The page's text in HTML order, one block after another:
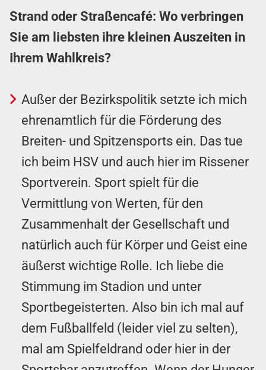
Strand oder Straßencafé: Wo verbringen
Sie am liebsten ihre kleinen Auszeiten in
Ihrem Wahlkreis?
Außer der Bezirkspolitik setzte ich mich
ehrenamtlich für die Förderung des
Breiten- und Spitzensports ein. Das tue
ich beim HSV und auch hier im Rissener
Sportverein. Sport spielt für die
Vermittlung von Werten, für den
Zusammenhalt der Gesellschaft und
natürlich auch für Körper und Geist eine
äußerst wichtige Rolle. Ich liebe die
Stimmung im Stadion und unter
Sportbegeisterten. Also bin ich mal auf
dem Fußballfeld (leider viel zu selten),
mal am Spielfeldrand oder hier in der